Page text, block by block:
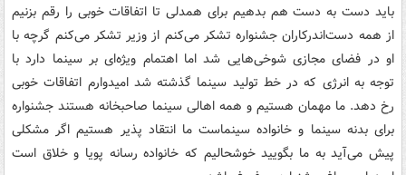
باید دست به دست هم بدهیم برای همدلی تا اتفاقات خوبی را رقم بزنیم
از همه دست‌اندرکاران جشنواره تشکر می‌کنم از وزیر تشکر می‌کنم گرچه با
او در فضای مجازی شوخی‌هایی شد اما اهتمام ویژه‌ای بر سینما دارد با
توجه به انرژی که در خط تولید سینما گذشته شد امیدوارم اتفاقات خوبی
رخ دهد. ما مهمان هستیم و همه اهالی سینما صاحبخانه هستند جشنواره
برای بدنه سینما و خانواده سینماست ما انتقاد پذیر هستیم اگر مشکلی
پیش می‌آید به ما بگویید خوشحالیم که خانواده رسانه پویا و خلاق است